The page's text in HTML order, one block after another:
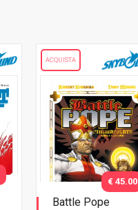
ACQUISTA
Battle Pope
€ 45.00